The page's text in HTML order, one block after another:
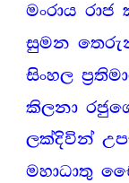
මංරාය රාජ
සුමන
සිංහල
කිලනා
ලක්දිවින්
මහාධාතු